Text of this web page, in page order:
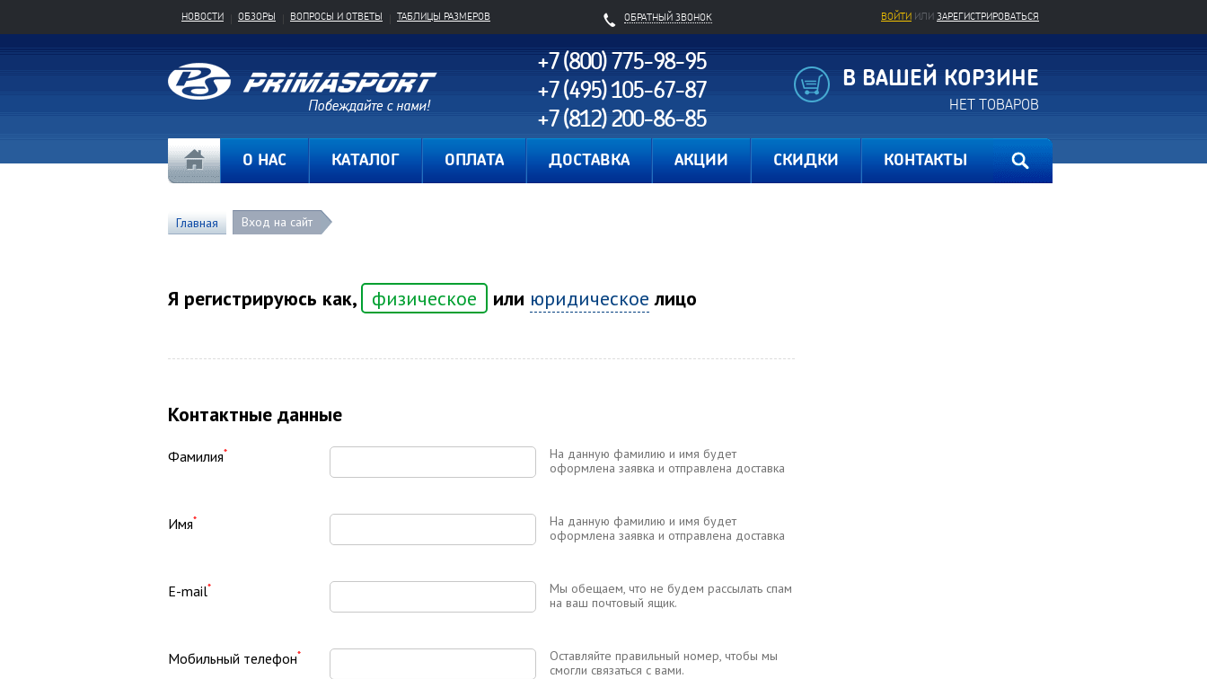
ОБРАТНЫЙ ЗВОНОК ВОЙТИ ИЛИ ЗАРЕГИСТРИРОВАТЬСЯ
НОВОСТИ ОБЗОРЫ ВОПРОСЫ И ОТВЕТЫ ТАБЛИЦЫ РАЗМЕРОВ
+7 (800) 775-98-95
+7 (495) 105-67-87
+7 (812) 200-86-85
В ВАШЕЙ КОРЗИНЕ
НЕТ ТОВАРОВ
О НАС КАТАЛОГ ОПЛАТА ДОСТАВКА АКЦИИ СКИДКИ КОНТАКТЫ
Главная Вход на сайт
Я регистрируюсь как, физическое или юридическое лицо
Контактные данные
Фамилия*
На данную фамилию и имя будет
оформлена заявка и отправлена доставка
Имя*
На данную фамилию и имя будет
оформлена заявка и отправлена доставка
E-mail*
Мы обещаем, что не будем рассылать спам
на ваш почтовый ящик.
Мобильный телефон*
Оставляйте правильный номер, чтобы мы
смогли связаться с вами.